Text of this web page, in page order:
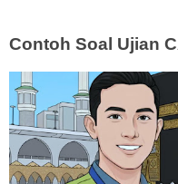
Contoh Soal Ujian